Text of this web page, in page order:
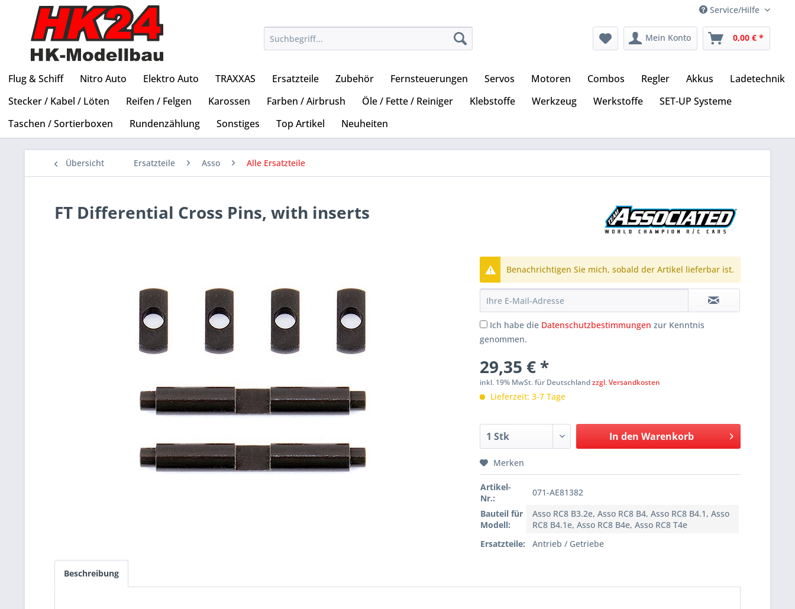
Service/Hilfe
Mein Konto 0,00 € *
Flug & Schiff Nitro Auto Elektro Auto TRAXXAS Ersatzteile Zubehör Fernsteuerungen Servos Motoren Combos Regler Akkus
Ladetechnik
Stecker / Kabel / Löten
Reifen / Felgen Karossen Farben / Airbrush Öle / Fette / Reiniger Klebstoffe Werkzeug Werkstoffe
SET-UP Systeme
Taschen / Sortierboxen
Rundenzählung Sonstiges Top Artikel Neuheiten
Übersicht Ersatzteile Asso Alle Ersatzteile
FT Differential Cross Pins, with inserts
Benachrichtigen Sie mich, sobald der Artikel lieferbar ist.
Ich habe die Datenschutzbestimmungen zur Kenntnis
genommen.
29,35 € *
inkl. 19% MwSt. für Deutschlandzzgl. Versandkosten
Lieferzeit: 3-7 Tage
In den Warenkorb
Merken
Artikel-
Nr.:
071-AE81382
Bauteil für
Modell:
Asso RC8 B3.2e, Asso RC8 B4, Asso RC8 B4.1, Asso
RC8 B4.1e, Asso RC8 B4e, Asso RC8 T4e
Ersatzteile:
Antrieb / Getriebe
Beschreibung